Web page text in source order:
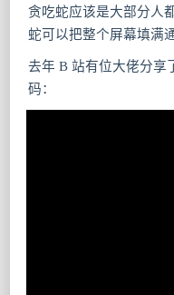
贪吃蛇应该是大部分人
蛇可以把整个屏幕填满
去年 B 站有位大佬分享
码：